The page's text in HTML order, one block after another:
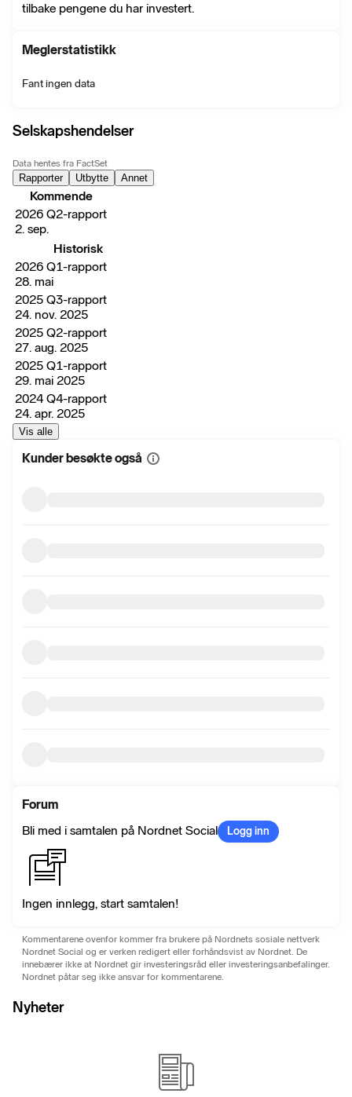
tilbake pengene du har investert.
Meglerstatistikk
Fant ingen data
Selskapshendelser
Data hentes fra FactSet
Rapporter Utbytte Annet
Kommende
2026 Q2-rapport
2. sep.
Historisk
2026 Q1-rapport
28. mai
2025 Q3-rapport
24. nov. 2025
2025 Q2-rapport
27. aug. 2025
2025 Q1-rapport
29. mai 2025
2024 Q4-rapport
24. apr. 2025
Vis alle
Kunder besøkte også Vis
Forum
Bli med i samtalen på Nordnet Social
Logg inn
Ingen innlegg, start samtalen!
Kommentarene ovenfor kommer fra brukere på Nordnets sosiale nettverk
Nordnet Social og er verken redigert eller forhåndsvist av Nordnet. De
innebærer ikke at Nordnet gir investeringsråd eller investeringsanbefalinger.
Nordnet påtar seg ikke ansvar for kommentarene.
Nyheter